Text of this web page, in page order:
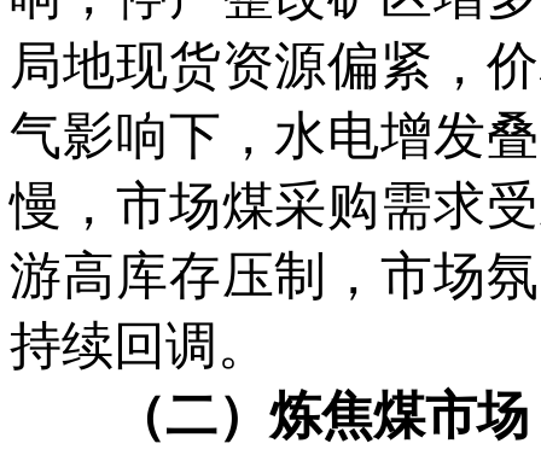
局地现货资源偏紧，
气影响下，水电增发
慢，市场煤采购需求
游高库存压制，市场
持续回调。
（二）炼焦煤市场